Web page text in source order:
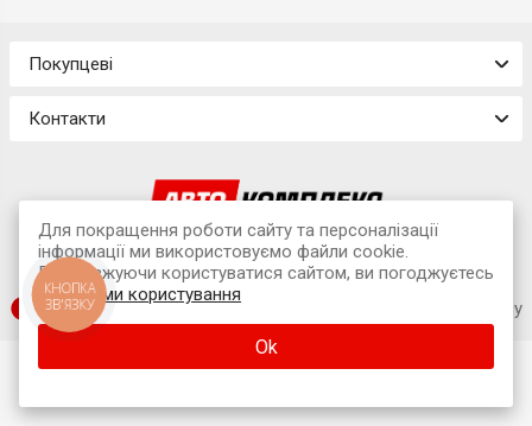
Покупцеві
Контакти
© 2026 Інтернет-магазин «Avtokompleks»
м. Львів, вул. Наукова, 7А (офіс)
SUFIX web agency
Для покращення роботи сайту та персоналізації
інформації ми використовуємо файли cookie.
Продовжуючи користуватися сайтом, ви погоджуєтесь
зумовами користування
Ok
КНОПКА
ЗВ'ЯЗКУ